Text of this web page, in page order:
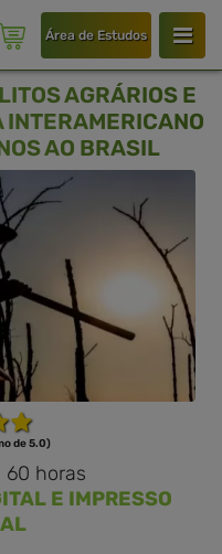
Área de Estudos
AGRÁRIOS E
INTERAMERICANO
AO BRASIL
de 5.0)
horas
E IMPRESSO